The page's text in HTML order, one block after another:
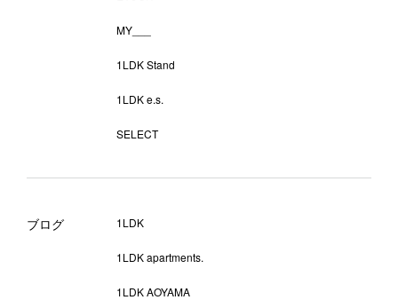
MY___
1LDK Stand
1LDK e.s.
SELECT
ブログ 1LDK
1LDK apartments.
1LDK AOYAMA